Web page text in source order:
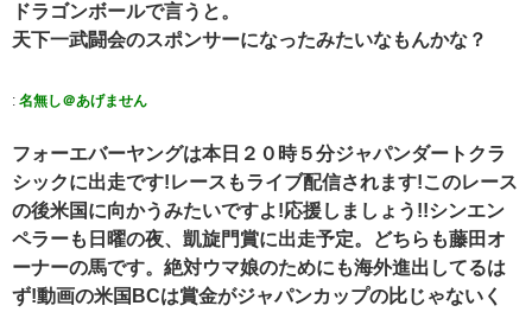
ドラゴンボールで言うと。
天下一武闘会のスポンサーになったみたいなもんかな？
: 名無し＠あげません
フォーエバーヤングは本日２０時５分ジャパンダートクラ
シックに出走です!レースもライブ配信されます!このレース
の後米国に向かうみたいですよ!応援しましょう!!シンエン
ペラーも日曜の夜、凱旋門賞に出走予定。どちらも藤田オ
ーナーの馬です。絶対ウマ娘のためにも海外進出してるは
ず!動画の米国BCは賞金がジャパンカップの比じゃないく